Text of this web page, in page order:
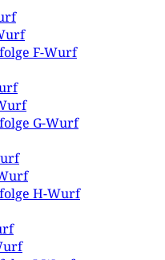
F-Wurf
G-Wurf
H-Wurf